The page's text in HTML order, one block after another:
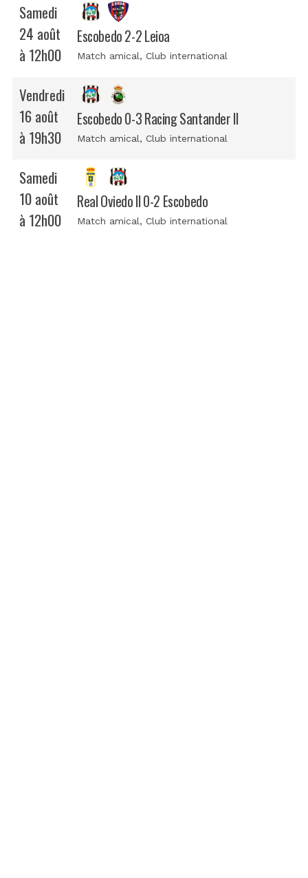
Samedi
24 août
à 12h00
Escobedo 2-2 Leioa
Match amical, Club international
Vendredi
16 août
à 19h30
Escobedo 0-3 Racing Santander II
Match amical, Club international
Samedi
10 août
à 12h00
Real Oviedo II 0-2 Escobedo
Match amical, Club international